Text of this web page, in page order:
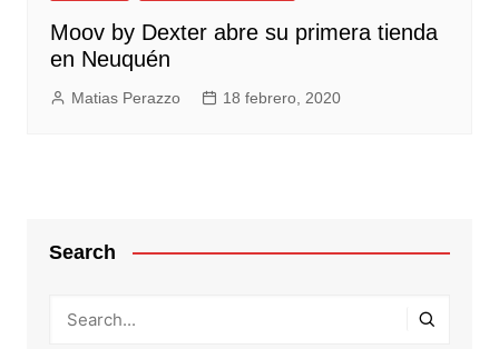
Moov by Dexter abre su primera tienda
en Neuquén
Matias Perazzo 18 febrero, 2020
Search